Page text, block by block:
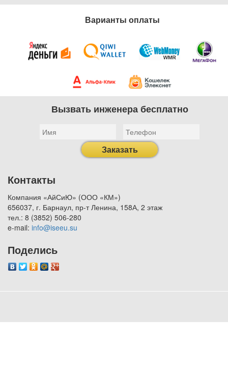
Варианты оплаты
Вызвать инженера бесплатно
Заказать
Контакты
Компания «АйСиЮ» (ООО «КМ»)
656037, г. Барнаул, пр-т Ленина, 158А, 2 этаж
тел.: 8 (3852) 506-280
e-mail: info@iseeu.su
Поделись